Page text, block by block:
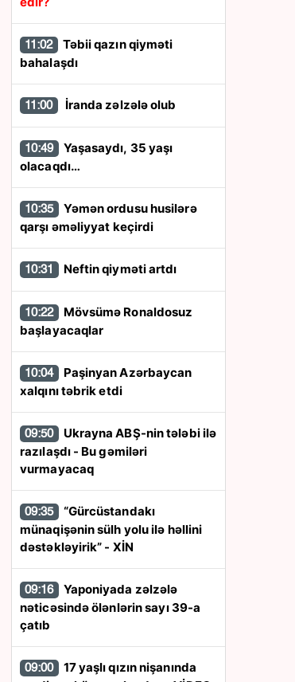
11:02
bahalaşdı
11:00 İranda zəlzələ olub
10:49
olacaqdı…
10:35
qarşı əməliyyat keçirdi
10:31 Neftin qiyməti artdı
10:22
başlayacaqlar
10:04
xalqını təbrik etdi
09:50
razılaşdı - Bu gəmiləri
vurmayacaq
09:35
münaqişənin sülh yolu ilə həllini
dəstəkləyirik” - XİN
09:16
nəticəsində ölənlərin sayı 39-a
çatıb
09:00